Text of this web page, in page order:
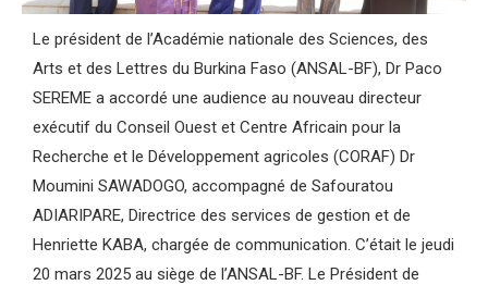
Le président de l’Académie nationale des Sciences, des
Arts et des Lettres du Burkina Faso (ANSAL-BF), Dr Paco
SEREME a accordé une audience au nouveau directeur
exécutif du Conseil Ouest et Centre Africain pour la
Recherche et le Développement agricoles (CORAF) Dr
Moumini SAWADOGO, accompagné de Safouratou
ADIARIPARE, Directrice des services de gestion et de
Henriette KABA, chargée de communication. C’était le jeudi
20 mars 2025 au siège de l’ANSAL-BF. Le Président de